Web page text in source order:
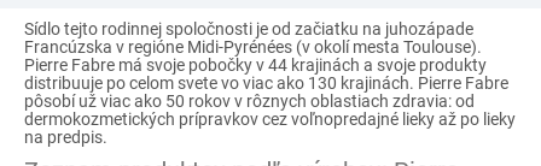
Sídlo tejto rodinnej spoločnosti je od začiatku na juhozápade
Francúzska v regióne Midi-Pyrénées (v okolí mesta Toulouse).
Pierre Fabre má svoje pobočky v 44 krajinách a svoje produkty
distribuuje po celom svete vo viac ako 130 krajinách. Pierre Fabre
pôsobí už viac ako 50 rokov v rôznych oblastiach zdravia: od
dermokozmetických prípravkov cez voľnopredajné lieky až po lieky
na predpis.